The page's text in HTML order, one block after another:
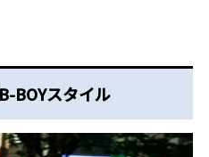
BOYスタイル